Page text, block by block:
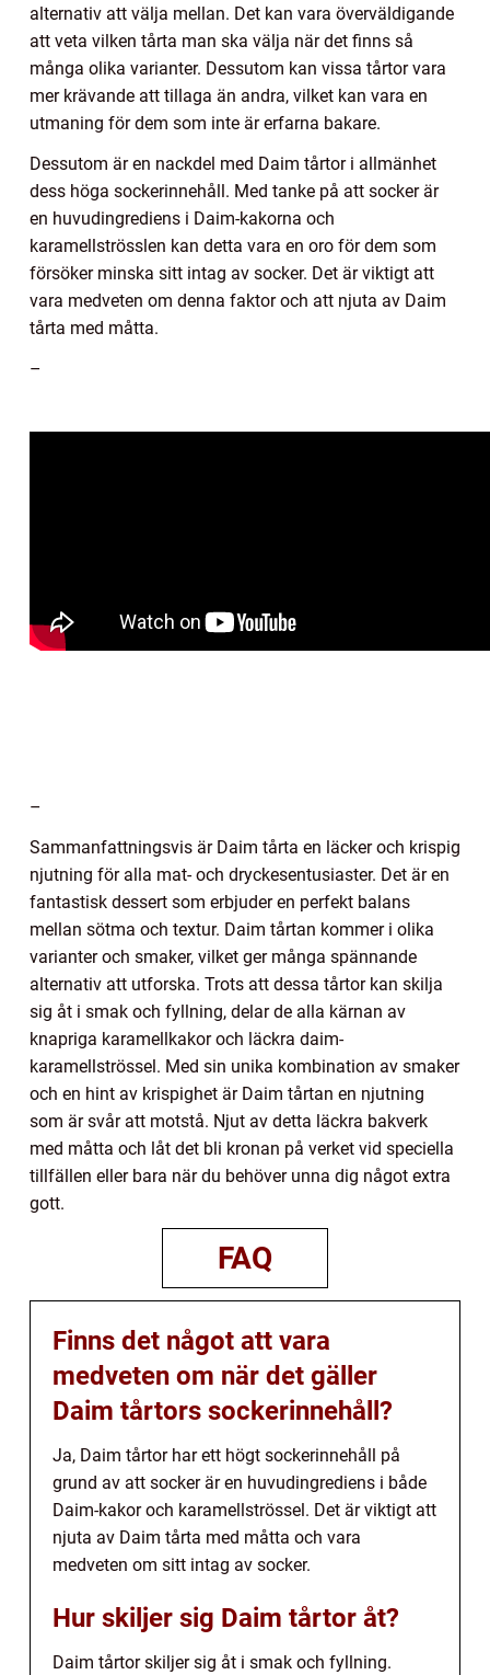
alternativ att välja mellan. Det kan vara överväldigande
att veta vilken tårta man ska välja när det finns så
många olika varianter. Dessutom kan vissa tårtor vara
mer krävande att tillaga än andra, vilket kan vara en
utmaning för dem som inte är erfarna bakare.
Dessutom är en nackdel med Daim tårtor i allmänhet
dess höga sockerinnehåll. Med tanke på att socker är
en huvudingrediens i Daim-kakorna och
karamellströsslen kan detta vara en oro för dem som
försöker minska sitt intag av socker. Det är viktigt att
vara medveten om denna faktor och att njuta av Daim
tårta med måtta.
–
–
Sammanfattningsvis är Daim tårta en läcker och krispig
njutning för alla mat- och dryckesentusiaster. Det är en
fantastisk dessert som erbjuder en perfekt balans
mellan sötma och textur. Daim tårtan kommer i olika
varianter och smaker, vilket ger många spännande
alternativ att utforska. Trots att dessa tårtor kan skilja
sig åt i smak och fyllning, delar de alla kärnan av
knapriga karamellkakor och läckra daim-
karamellströssel. Med sin unika kombination av smaker
och en hint av krispighet är Daim tårtan en njutning
som är svår att motstå. Njut av detta läckra bakverk
med måtta och låt det bli kronan på verket vid speciella
tillfällen eller bara när du behöver unna dig något extra
gott.
FAQ
Finns det något att vara
medveten om när det gäller
Daim tårtors sockerinnehåll?
Ja, Daim tårtor har ett högt sockerinnehåll på
grund av att socker är en huvudingrediens i både
Daim-kakor och karamellströssel. Det är viktigt att
njuta av Daim tårta med måtta och vara
medveten om sitt intag av socker.
Hur skiljer sig Daim tårtor åt?
Daim tårtor skiljer sig åt i smak och fyllning.